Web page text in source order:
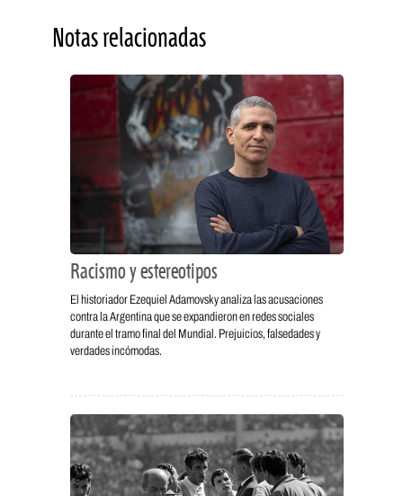
Notas relacionadas
Racismo y estereotipos
El historiador Ezequiel Adamovsky analiza las acusaciones
contra la Argentina que se expandieron en redes sociales
durante el tramo final del Mundial. Prejuicios, falsedades y
verdades incómodas.